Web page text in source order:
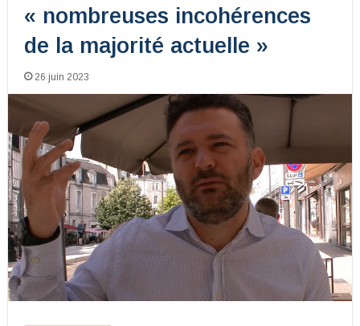
« nombreuses incohérences
de la majorité actuelle »
26 juin 2023